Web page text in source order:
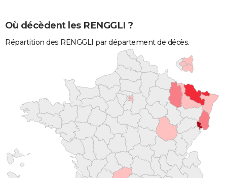
Où décèdent les RENGGLI ?
Répartition des RENGGLI par département de décès.